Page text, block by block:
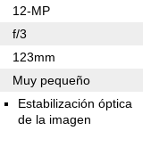
12-MP
f/3
123mm
Muy pequeño
Estabilización óptica
de la imagen